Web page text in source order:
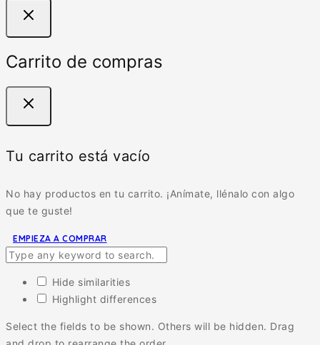
Carrito de compras
Tu carrito está vacío
No hay productos en tu carrito. ¡Anímate, llénalo con algo
que te guste!
EMPIEZA A COMPRAR
Hide similarities
Highlight differences
Select the fields to be shown. Others will be hidden. Drag